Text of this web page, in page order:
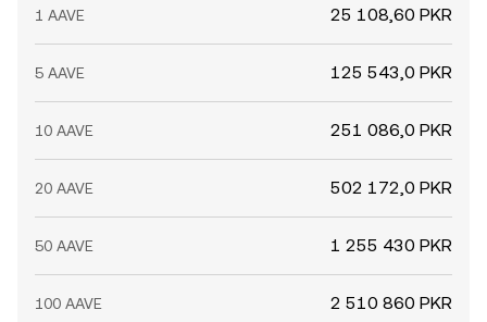
1 AAVE 25 108,60 PKR
5 AAVE 125 543,0 PKR
10 AAVE 251 086,0 PKR
20 AAVE 502 172,0 PKR
50 AAVE 1 255 430 PKR
100 AAVE 2 510 860 PKR